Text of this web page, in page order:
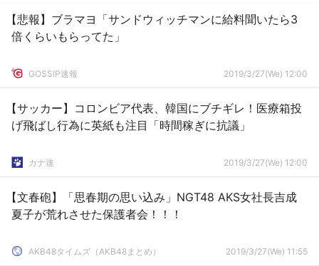
【悲報】ブラマヨ「サンドウィッチマンに給料聞いたら3
倍くらいもらってた」
GOSSIP速報 2019/3/27(We) 12:00
【サッカー】コロンビア代表、韓国にブチギレ！医療箱投
げ飛ばし行為に英紙も注目「時間稼ぎに抗議」
カナ速 2019/3/27(We) 12:00
【文春砲】「思春期の思い込み」NGT48 AKS女社長吉成
夏子が荒れさせた保護者会！！！
AKB48タイムズ（AKB48まとめ） 2019/3/27(We) 11:55